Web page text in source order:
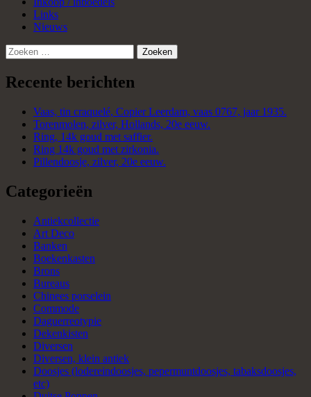
Links
Nieuws
Zoeken
naar:
Recente berichten
Vaas, tin craquelé, Copier Leerdam, vaas 0767, jaar 1935.
Torenmolen, zilver, Hollands, 20e eeuw.
Ring, 14k goud met saffier.
Ring 14k goud met zirkonia.
Pillendoosje, zilver, 20e eeuw.
Categorieën
Antiekcollectie
Art Deco
Banken
Boekenkasten
Brons
Bureaus
Chinees porselein
Commode
Daguerreotypie
Dekenkisten
Diversen
Diversen, klein antiek
Doosjes (lodereindoosjes, pepermuntdoosjes, tabaksdoosjes,
etc)